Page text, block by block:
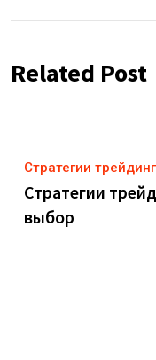
Related Post
Стратегии
Стратегии
выбор